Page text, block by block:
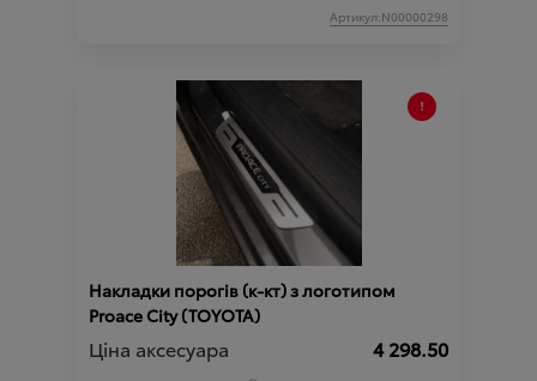
Артикул:N00000298
Накладки порогів (к-кт) з логотипом
Proace City (TOYOTA)
Ціна аксесуара 4 298.50